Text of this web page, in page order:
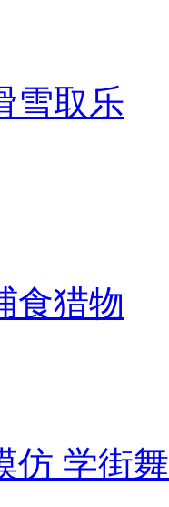
雪取乐
食猎物
仿 学街